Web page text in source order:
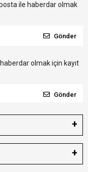
ile haberdar olmak
Gönder
olmak için kayıt
Gönder